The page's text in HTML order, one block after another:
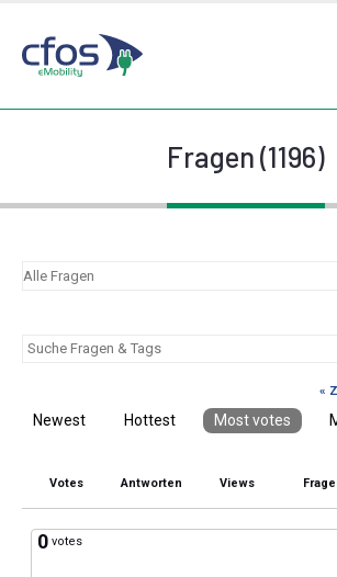
Fragen (1196)
«
Newest Hottest Most votes
Votes Antworten Views
0 votes